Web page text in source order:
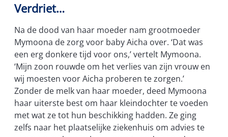
Verdriet…
Na de dood van haar moeder nam grootmoeder
Mymoona de zorg voor baby Aicha over. ‘Dat was
een erg donkere tijd voor ons,’ vertelt Mymoona.
‘Mijn zoon rouwde om het verlies van zijn vrouw en
wij moesten voor Aicha proberen te zorgen.’
Zonder de melk van haar moeder, deed Mymoona
haar uiterste best om haar kleindochter te voeden
met wat ze tot hun beschikking hadden. Ze ging
zelfs naar het plaatselijke ziekenhuis om advies te